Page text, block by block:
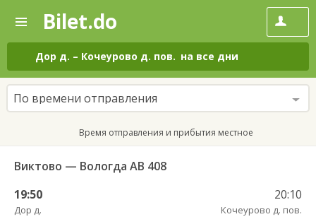
—
Поиск
и
покупка
билетов
на
автобус
онлайн
Bilet.do
Дор д. – Кочеурово д. пов. на все дни
По времени отправления
Время отправления и прибытия местное
Виктово — Вологда АВ 408
19:50
Дор д.
20:10
Кочеурово д. пов.